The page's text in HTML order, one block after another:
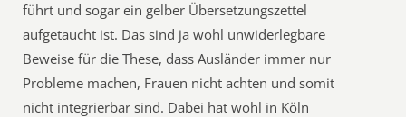
führt und sogar ein gelber Übersetzungszettel
aufgetaucht ist. Das sind ja wohl unwiderlegbare
Beweise für die These, dass Ausländer immer nur
Probleme machen, Frauen nicht achten und somit
nicht integrierbar sind. Dabei hat wohl in Köln